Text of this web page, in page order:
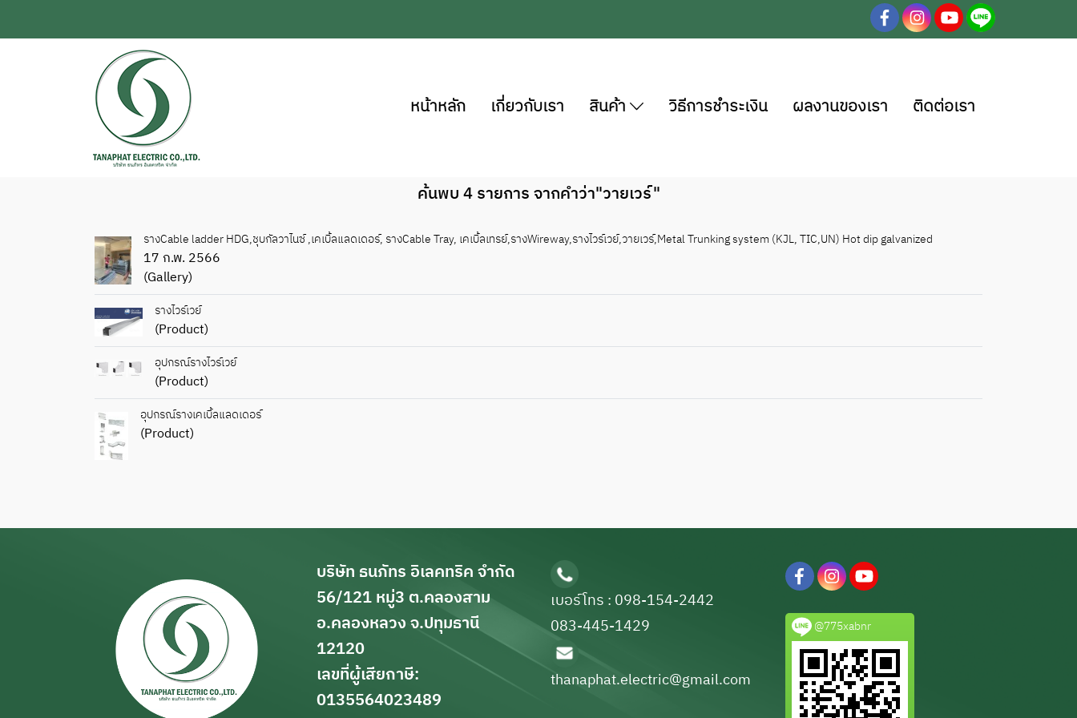
หน้าหลัก เกี่ยวกับเรา สินค้า วิธีการชำระเงิน ผลงานของเรา ติดต่อเรา
ค้นพบ 4 รายการ จากคำว่า"วายเวร์"
รางCable ladder HDG,ชุบกัลวาไนซ์ ,เคเบิ้ลแลดเดอร์, รางCable Tray, เคเบิ้ลเทรย์,รางWireway,รางไวร์เวย์,วายเวร์,Metal Trunking system (KJL, TIC,UN) Hot dip galvanized
17 ก.พ. 2566
(Gallery)
รางไวร์เวย์
(Product)
อุปกรณ์รางไวร์เวย์
(Product)
อุปกรณ์รางเคเบิ้ลแลดเดอร์
(Product)
บริษัท ธนภัทร อิเลคทริค จำกัด
56/121 หมู่3 ต.คลองสาม
อ.คลองหลวง จ.ปทุมธานี
12120
เลขที่ผู้เสียกาษี:
0135564023489
เบอร์โทร : 098-154-2442
083-445-1429
thanaphat.electric@gmail.com
@775xabnr